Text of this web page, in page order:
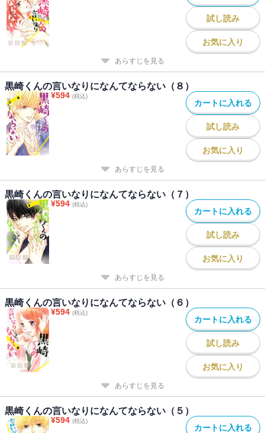
試し読み
お気に入り
あらすじを見る
黒崎くんの言いなりになんてならない（８）
¥594 (税込)
カートに入れる
試し読み
お気に入り
あらすじを見る
黒崎くんの言いなりになんてならない（７）
¥594 (税込)
カートに入れる
試し読み
お気に入り
あらすじを見る
黒崎くんの言いなりになんてならない（６）
¥594 (税込)
カートに入れる
試し読み
お気に入り
あらすじを見る
黒崎くんの言いなりになんてならない（５）
¥594 (税込)
カートに入れる